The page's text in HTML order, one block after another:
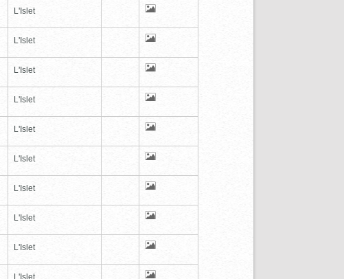
L'Islet
L'Islet
L'Islet
L'Islet
L'Islet
L'Islet
L'Islet
L'Islet
L'Islet
L'Islet